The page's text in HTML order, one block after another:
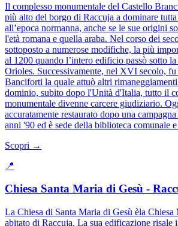
Il complesso monumentale del Castello
più alto del borgo di Raccuja a dominare
all’epoca normanna, anche se le sue origini
l'età romana e quella araba. Nel corso dei
sottoposto a numerose modifiche, la più
al 1200 quando l’intero edificio passò sotto
Orioles. Successivamente, nel XVI secolo,
Banciforti la quale attuò altri
dominio, subito dopo l'Unità d'Italia, tutto il
monumentale divenne carcere giudiziario.
accuratamente restaurato dopo una
anni '90 ed è sede della biblioteca comunale e
Scopri →
📍
Chiesa Santa Maria di Gesù -
La Chiesa di Santa Maria di Gesù èla Chiesa
abitato di Raccuja. La sua edificazione